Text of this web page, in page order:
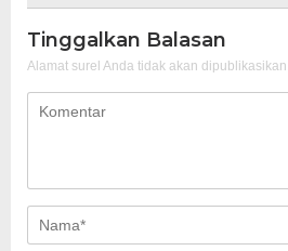
Tinggalkan Balasan
Alamat surel Anda tidak akan dipublikasikan.